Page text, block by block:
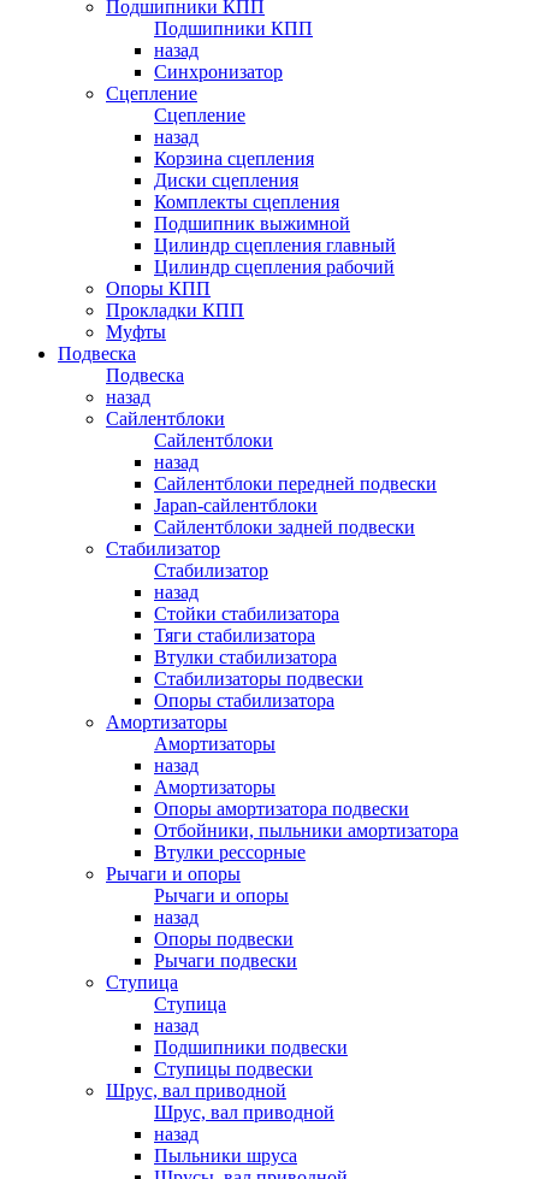
Подшипники КПП
Подшипники КПП
назад
Синхронизатор
Сцепление
Сцепление
назад
Корзина сцепления
Диски сцепления
Комплекты сцепления
Подшипник выжимной
Цилиндр сцепления главный
Цилиндр сцепления рабочий
Опоры КПП
Прокладки КПП
Муфты
Подвеска
Подвеска
назад
Сайлентблоки
Сайлентблоки
назад
Сайлентблоки передней подвески
Japan-сайлентблоки
Сайлентблоки задней подвески
Стабилизатор
Стабилизатор
назад
Стойки стабилизатора
Тяги стабилизатора
Втулки стабилизатора
Стабилизаторы подвески
Опоры стабилизатора
Амортизаторы
Амортизаторы
назад
Амортизаторы
Опоры амортизатора подвески
Отбойники, пыльники амортизатора
Втулки рессорные
Рычаги и опоры
Рычаги и опоры
назад
Опоры подвески
Рычаги подвески
Ступица
Ступица
назад
Подшипники подвески
Ступицы подвески
Шрус, вал приводной
Шрус, вал приводной
назад
Пыльники шруса